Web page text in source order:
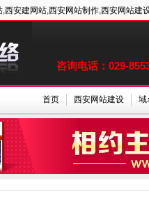
安建网站,西安网站制作,西安网站建
咨询电话：029-
首页 西安网站建设 域